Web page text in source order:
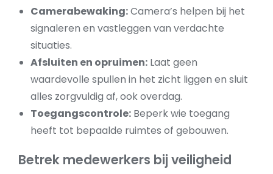
Camerabewaking:Camera’s helpen bij het
signaleren en vastleggen van verdachte
situaties.
Afsluiten en opruimen: Laat geen
waardevolle spullen in het zicht liggen en sluit
alles zorgvuldig af, ook overdag.
Toegangscontrole: Beperk wie toegang
heeft tot bepaalde ruimtes of gebouwen.
Betrek medewerkers bij veiligheid